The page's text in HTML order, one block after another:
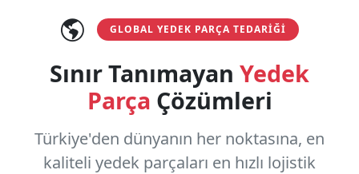
GLOBAL YEDEK PARÇA TEDARIĞI
Sınır Tanımayan Yedek
Parça Çözümleri
Türkiye'den dünyanın her noktasına, en
kaliteli yedek parçaları en hızlı lojistik